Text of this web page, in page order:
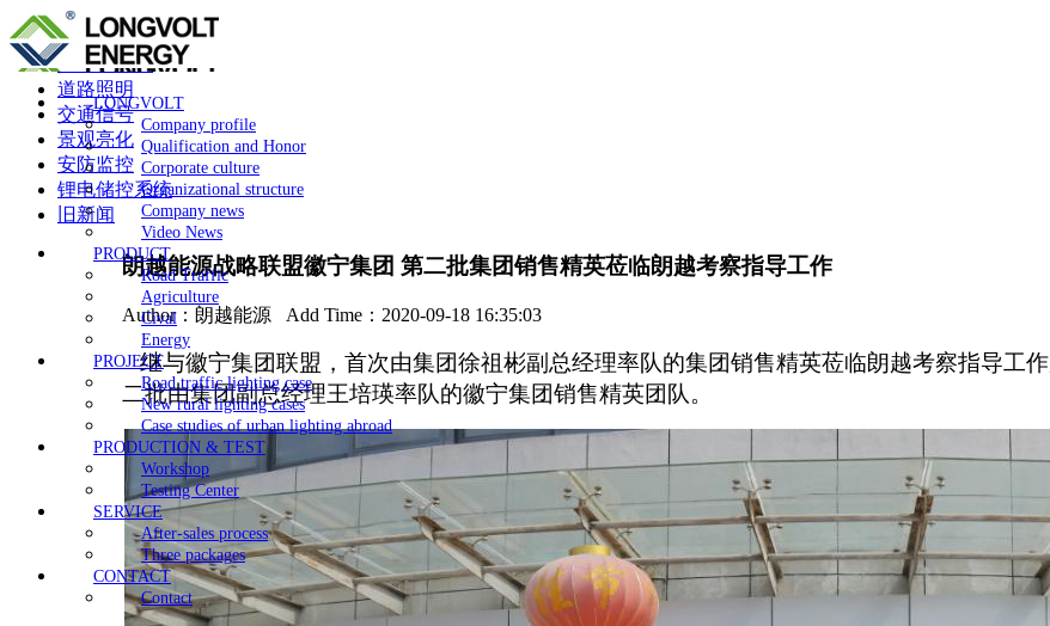
LONGVOLT
Company profile
Qualification and Honor
Corporate culture
Organizational structure
Company news
Video News
PRODUCT
Road Traffic
Agriculture
Cival
Energy
PROJECT
Road traffic lighting case
New rural lighting cases
Case studies of urban lighting abroad
PRODUCTION & TEST
Workshop
Testing Center
SERVICE
After-sales process
Three packages
CONTACT
Contact
投资者关系
道路照明
交通信号
景观亮化
安防监控
锂电储控系统
旧新闻
朗越能源战略联盟徽宁集团 第二批集团销售精英莅临朗越考察指导工作
Author：朗越能源 Add Time：2020-09-18 16:35:03
继与徽宁集团联盟 ，首次由集团徐祖彬副总经理率队的集团销售精英莅临朗越考察指导工作
二批由集团副总经理王培瑛率队的徽宁集团销售精英团队。